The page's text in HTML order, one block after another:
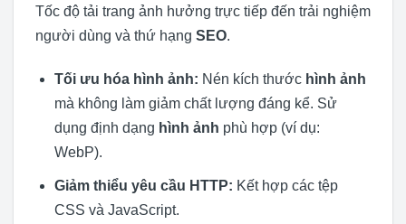
Tốc độ tải trang ảnh hưởng trực tiếp đến trải nghiệm
người dùng và thứ hạng SEO.
Tối ưu hóa hình ảnh: Nén kích thước hình ảnh
mà không làm giảm chất lượng đáng kể. Sử
dụng định dạng hình ảnh phù hợp (ví dụ:
WebP).
Giảm thiểu yêu cầu HTTP: Kết hợp các tệp
CSS và JavaScript.